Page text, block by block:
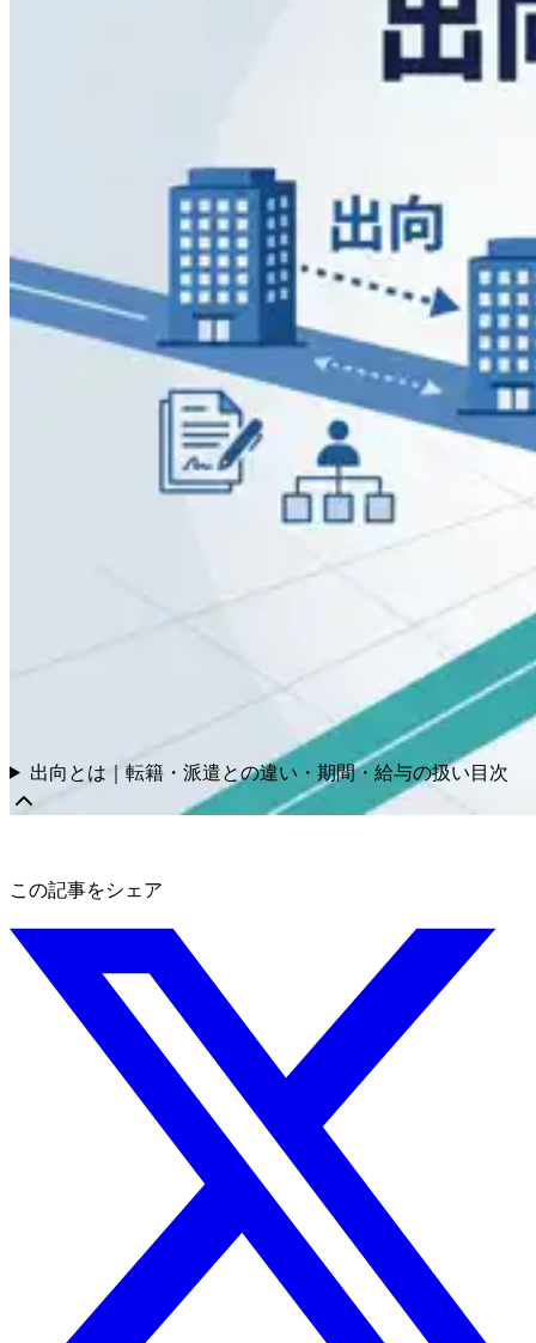
出向とは｜転籍・派遣との違い・期間・給与の扱い 目次
この記事をシェア